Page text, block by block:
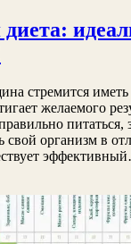
стремится
желаемого
питаться,
свой организм в